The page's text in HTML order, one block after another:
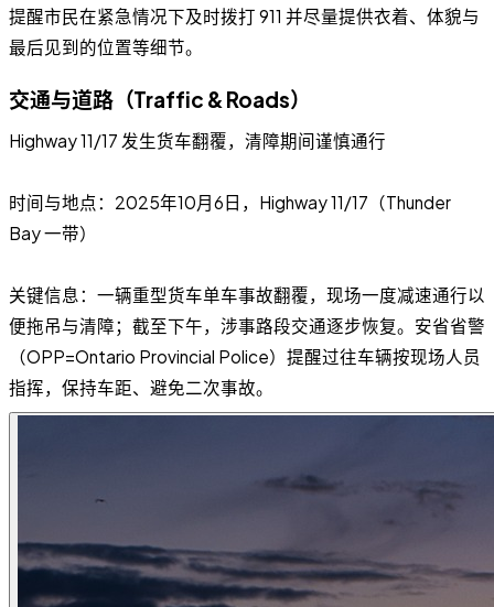
提醒市民在紧急情况下及时拨打 911 并尽量提供衣着、体貌与
最后见到的位置等细节。
交通与道路（Traffic & Roads）
Highway 11/17 发生货车翻覆，清障期间谨慎通行
时间与地点：2025年10月6日，Highway 11/17（Thunder
Bay 一带）
关键信息：一辆重型货车单车事故翻覆，现场一度减速通行以
便拖吊与清障；截至下午，涉事路段交通逐步恢复。安省省警
（OPP=Ontario Provincial Police）提醒过往车辆按现场人员
指挥，保持车距、避免二次事故。